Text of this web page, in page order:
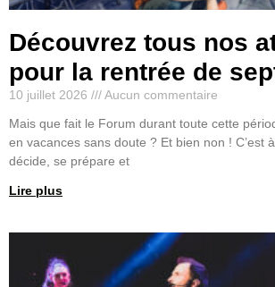
Découvrez tous nos
pour la rentrée de
10 juillet 2026
Aucun commentaire
Mais que fait le Forum durant toute cette
en vacances sans doute ? Et bien non ! C’est
décide, se prépare et
Lire plus